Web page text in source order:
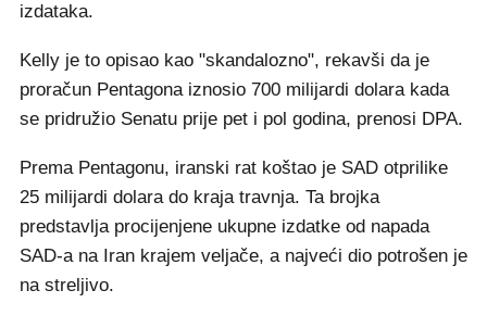
izdataka.
Kelly je to opisao kao "skandalozno", rekavši da je
proračun Pentagona iznosio 700 milijardi dolara kada
se pridružio Senatu prije pet i pol godina, prenosi DPA.
Prema Pentagonu, iranski rat koštao je SAD otprilike
25 milijardi dolara do kraja travnja. Ta brojka
predstavlja procijenjene ukupne izdatke od napada
SAD-a na Iran krajem veljače, a najveći dio potrošen je
na streljivo.